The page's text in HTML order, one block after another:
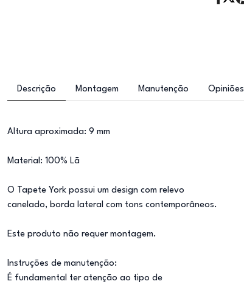
Descrição Montagem Manutenção Opiniões
Altura aproximada: 9 mm
Material: 100% Lã
O Tapete York possui um design com relevo
canelado, borda lateral com tons contemporâneos.
Este produto não requer montagem.
Instruções de manutenção:
É fundamental ter atenção ao tipo de